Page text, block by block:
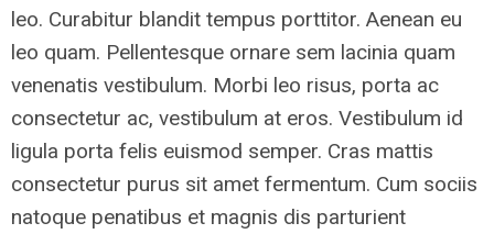
leo. Curabitur blandit tempus porttitor. Aenean eu
leo quam. Pellentesque ornare sem lacinia quam
venenatis vestibulum. Morbi leo risus, porta ac
consectetur ac, vestibulum at eros. Vestibulum id
ligula porta felis euismod semper. Cras mattis
consectetur purus sit amet fermentum. Cum sociis
natoque penatibus et magnis dis parturient